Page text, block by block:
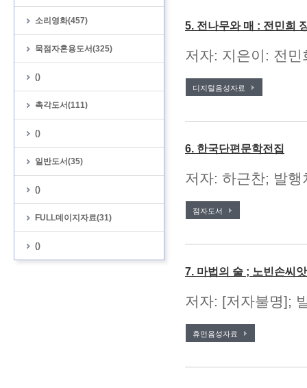
소리영화(457)
묵점자혼용도서(325)
()
촉각도서(111)
()
일반도서(35)
()
FULL데이지자료(31)
()
5. 전나무와 매 : 전민희
저자: 지은이: 전
디지털음성자료
6. 한국단편문학전집
저자: 하근찬; 발
점자도서
7. 마법의 술 ; 노빈손씨
저자: [저자불명];
휴먼음성자료